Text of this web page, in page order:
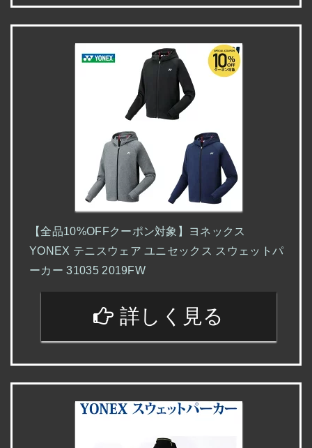
【全品10%OFFクーポン対象】ヨネックス
YONEX テニスウェア ユニセックス スウェットパ
ーカー 31035 2019FW
詳しく見る